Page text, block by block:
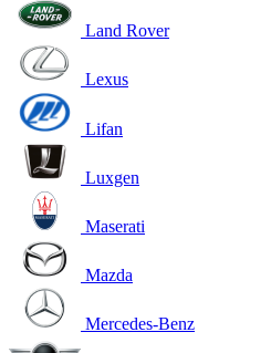
Land Rover
Lexus
Lifan
Luxgen
Maserati
Mazda
Mercedes-Benz